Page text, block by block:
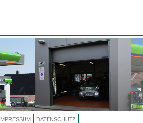
IMPRESSUM DATENSCHUTZ